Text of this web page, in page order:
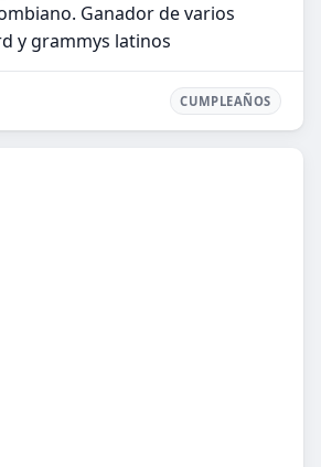
Ganador de varios
y grammys latinos
CUMPLEAÑOS